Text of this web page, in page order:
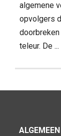
algemene
opvolgers
teleur. De ...
ALGEMEEN